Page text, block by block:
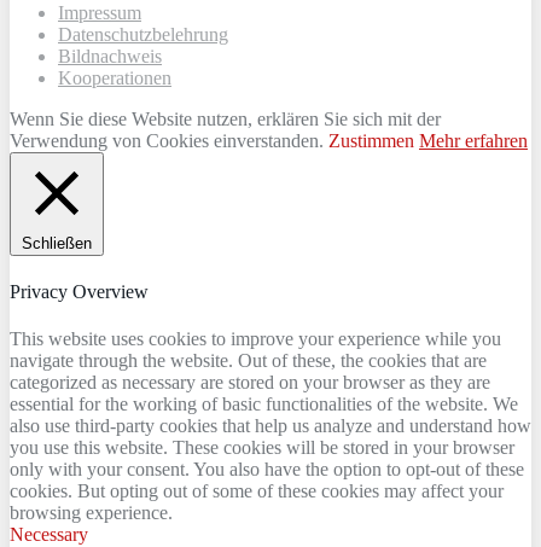
Impressum
Datenschutzbelehrung
Bildnachweis
Kooperationen
Wenn Sie diese Website nutzen, erklären Sie sich mit der
Verwendung von Cookies einverstanden. Zustimmen Mehr erfahren
Schließen
Privacy Overview
This website uses cookies to improve your experience while you
navigate through the website. Out of these, the cookies that are
categorized as necessary are stored on your browser as they are
essential for the working of basic functionalities of the website. We
also use third-party cookies that help us analyze and understand how
you use this website. These cookies will be stored in your browser
only with your consent. You also have the option to opt-out of these
cookies. But opting out of some of these cookies may affect your
browsing experience.
Necessary